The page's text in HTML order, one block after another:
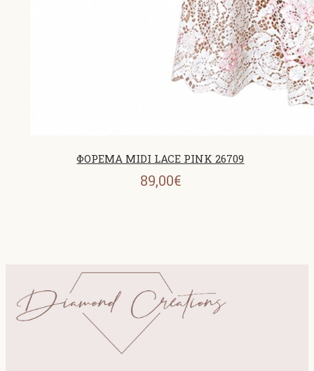
ΦΟΡΕΜΑ MIDI LACE PINK 26709
89,00€